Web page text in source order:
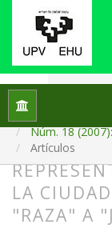
Inicio
Núm. 18
Artículos
LA
"RAZA" A